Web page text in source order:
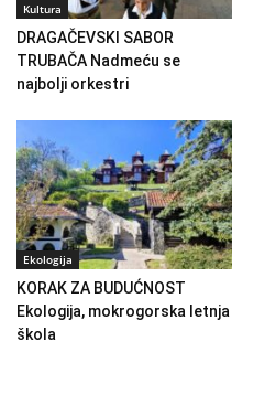
Kultura
DRAGAČEVSKI SABOR
TRUBAČA Nadmeću se
najbolji orkestri
Ekologija
KORAK ZA BUDUĆNOST
Ekologija, mokrogorska letnja
škola